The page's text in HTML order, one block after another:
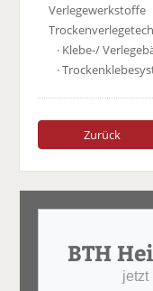
Verlegewerkstoffe
· Klebe-/
·
Zurück
BTH
jetzt